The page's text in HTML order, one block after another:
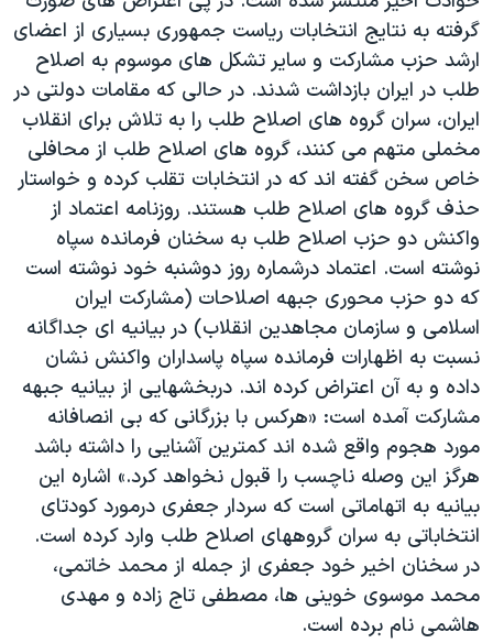
گرفته به نتايج انتخابات رياست جمهوری بسياری از اعضای
ارشد حزب مشارکت و ساير تشکل های موسوم به اصلاح
طلب در ايران بازداشت شدند. در حالی که مقامات دولتی در
ايران، سران گروه های اصلاح طلب را به تلاش برای انقلاب
مخملی متهم می کنند، گروه های اصلاح طلب از محافلی
خاص سخن گفته اند که در انتخابات تقلب کرده و خواستار
حذف گروه های اصلاح طلب هستند. روزنامه اعتماد از
واکنش دو حزب اصلاح طلب به سخنان فرمانده سپاه
نوشته است. اعتماد درشماره روز دوشنبه خود نوشته است
که دو حزب محوری جبهه اصلاحات (مشارکت ايران
اسلامی و سازمان مجاهدين انقلاب) در بيانيه ای جداگانه
نسبت به اظهارات فرمانده سپاه پاسداران واکنش نشان
داده و به آن اعتراض کرده اند. دربخشهايی از بيانيه جبهه
مشارکت آمده است: «هرکس با بزرگانی که بی انصافانه
مورد هجوم واقع شده اند کمترين آشنايی را داشته باشد
هرگز اين وصله ناچسب را قبول نخواهد کرد.» اشاره اين
بيانيه به اتهاماتی است که سردار جعفری درمورد کودتای
انتخاباتی به سران گروههای اصلاح طلب وارد کرده است.
در سخنان اخير خود جعفری از جمله از محمد خاتمی،
محمد موسوی خوينی ها، مصطفی تاج زاده و مهدی
هاشمی نام برده است.